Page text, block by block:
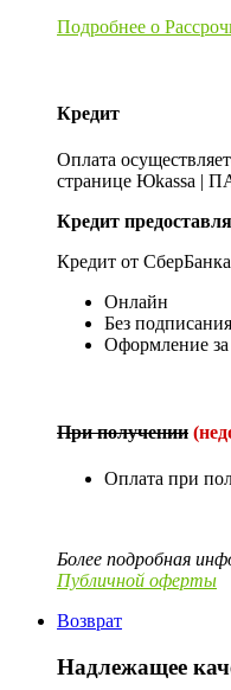
Подробнее о
Кредит
Оплата
странице Юkassa |
Кредит
Кредит от
Онлайн
Без
Оформление
При получении
Оплата при
Более подробная
Публичной оферты
Возврат
Надлежащее